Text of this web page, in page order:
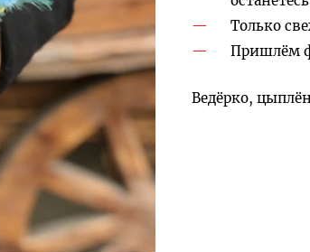
Только
Пришлём
Ведёрко,